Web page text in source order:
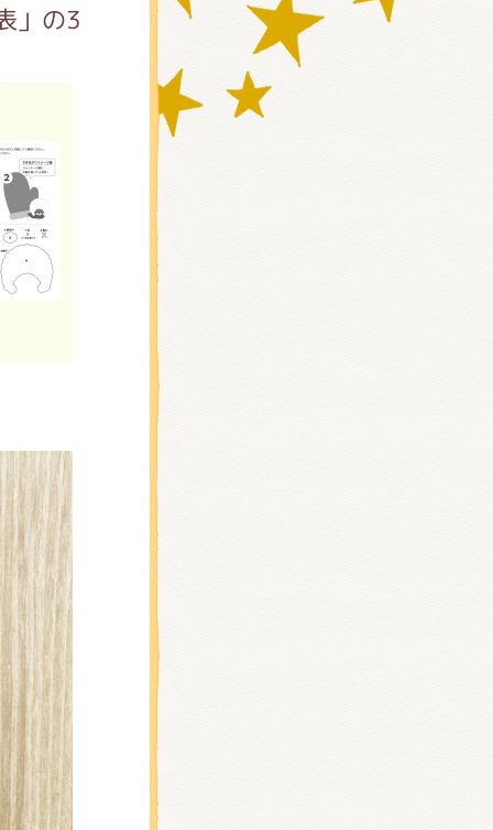
」の3